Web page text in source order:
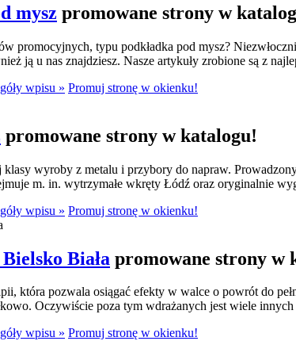
mysz promowane strony w
promocyjnych, typu podkładka pod mysz?
ją u nas znajdziesz. Nasze artykuły zrobione są z
wpisu » Promuj stronę w okienku!
promowane strony w katalogu!
klasy wyroby z metalu i przybory do napraw.
m. in. wytrzymałe wkręty Łódź oraz oryginalnie
wpisu » Promuj stronę w okienku!
Biała promowane strony w
która pozwala osiągać efekty w walce o powrót do
Oczywiście poza tym wdrażanych jest wiele innych
wpisu » Promuj stronę w okienku!